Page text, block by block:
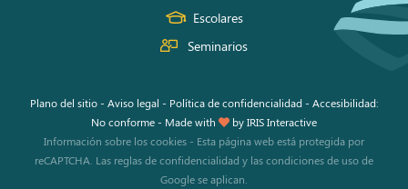
Escolares
Seminarios
Plano del sitio- Aviso legal - Política de confidencialidad - Accesibilidad:
No conforme- Made with byIRIS Interactive
Información sobre los cookies - Esta página web está protegida por
reCAPTCHA. Las reglas de confidencialidad y lascondiciones de usode
Google se aplican.